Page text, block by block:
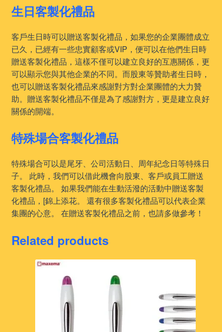
生日客製化禮品
客戶生日時可以贈送客製化禮品，如果您的企業團體成立
已久，已經有一些忠實顧客或VIP，便可以在他們生日時
贈送客製化禮品，這樣不僅可以建立良好的互惠關係，更
可以顯示您與其他企業的不同。而股東等贊助者生日時，
也可以贈送客製化禮品來感謝對方對企業團體的大力贊
助。贈送客製化禮品不僅是為了感謝對方，更是建立良好
關係的開端。
特殊場合客製化禮品
特殊場合可以是尾牙、公司活動日、周年紀念日等特殊日
子。 此時，我們可以借此機會向股東、客戶或員工贈送
客製化禮品。 如果我們能在生動活潑的活動中贈送客製
化禮品，[錦上添花。 還有很多客製化禮品可以代表企業
集團的心意。 在贈送客製化禮品之前，也請多做參考！
Related products